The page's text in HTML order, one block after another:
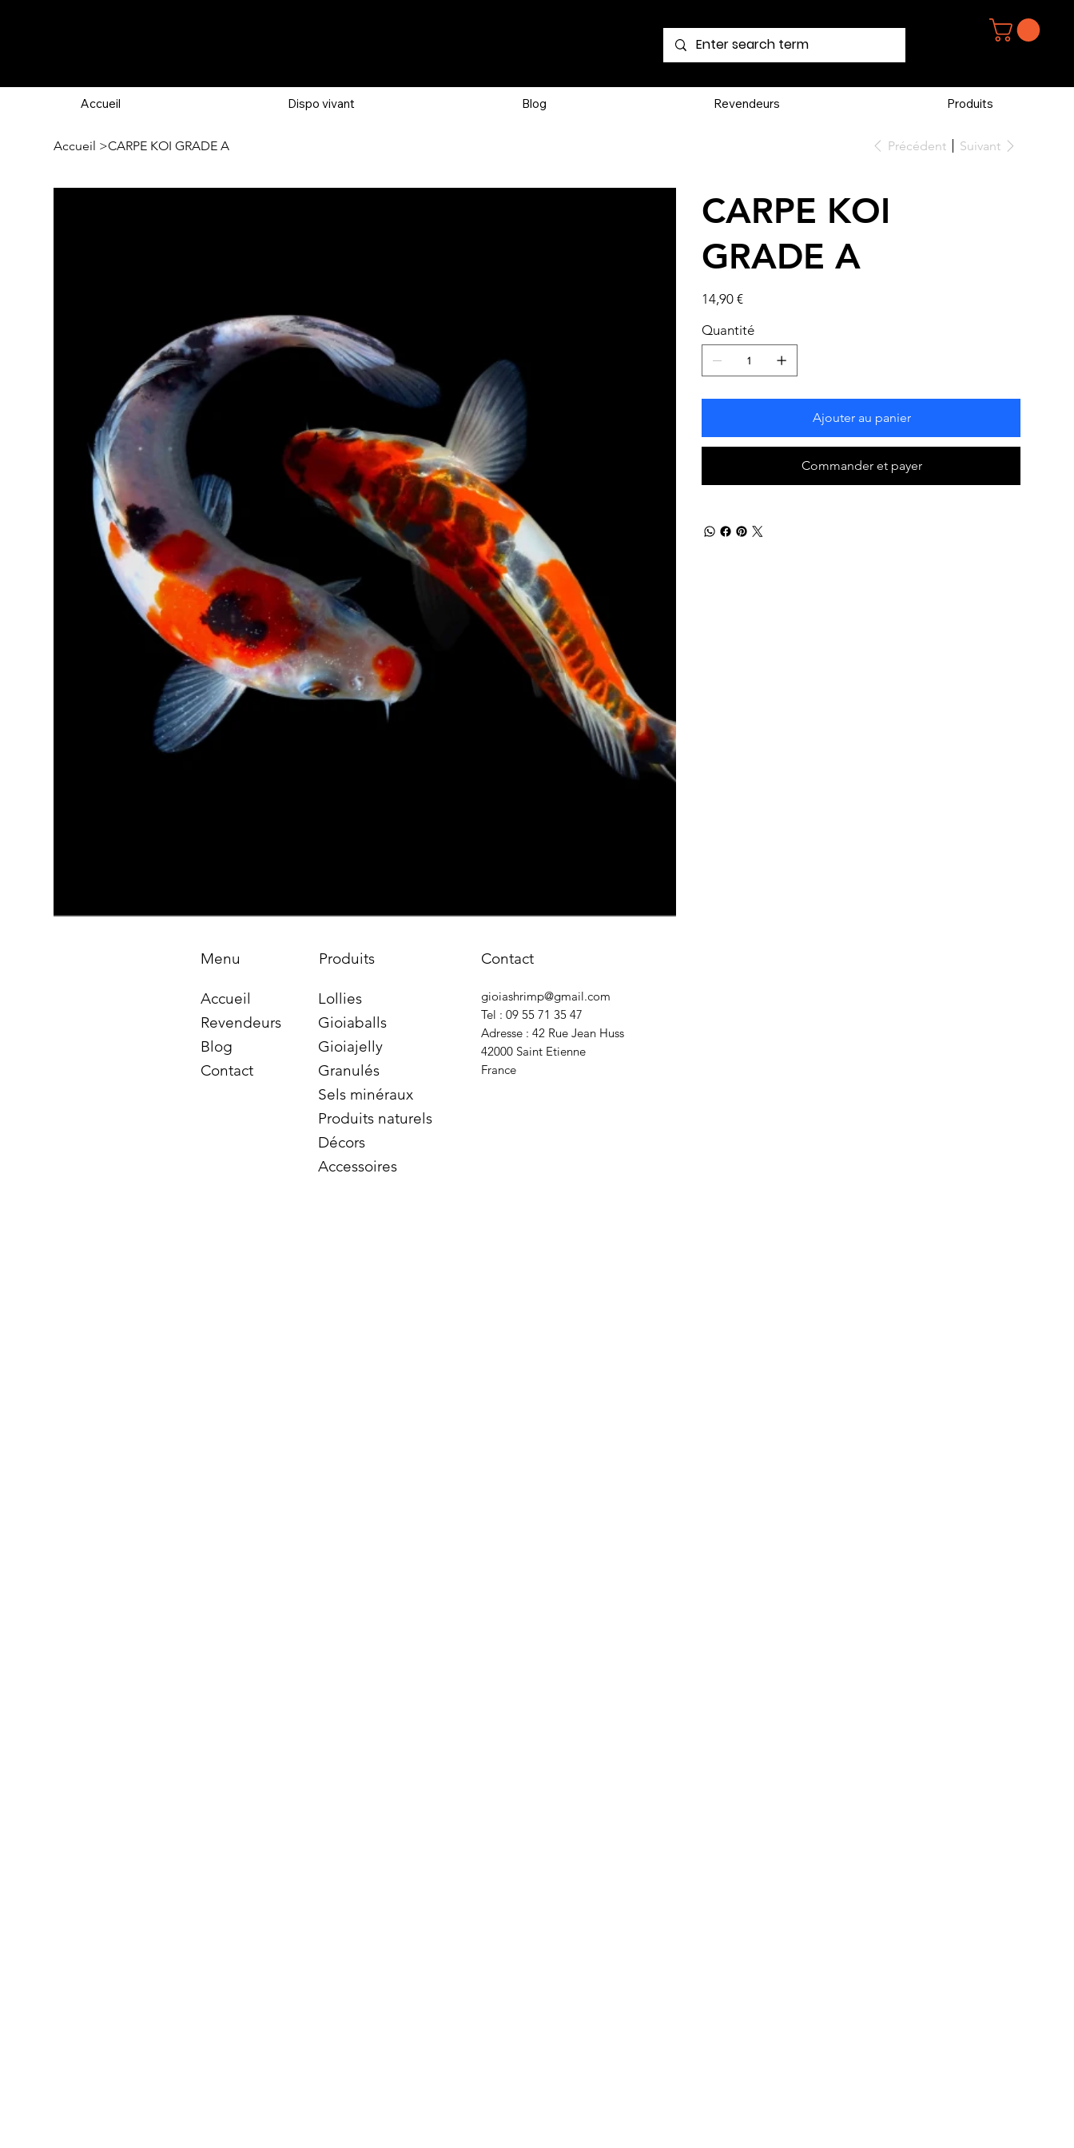
Accueil Dispo vivant Blog Revendeurs Produits
Accueil >CARPE KOI GRADE A Précédent Suivant
CARPE KOI
GRADE A
14,90 €
Quantité
Ajouter au panier
Commander et payer
Menu
Accueil
Revendeurs
Blog
Contact
Produits
Lollies
Gioiaballs
Gioiajelly
Granulés
Sels minéraux
Produits naturels
Décors
Accessoires
gioiashrimp@gmail.com
Tel : 09 55 71 35 47
Adresse : 42 Rue Jean Huss
42000 Saint Etienne
France
Contact